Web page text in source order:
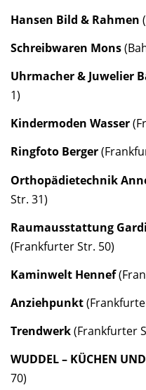
Hansen Bild & Rahmen
Schreibwaren Mons
Uhrmacher & Juwelier
1)
Kindermoden Wasser
Ringfoto Berger
Orthopädietechnik
Str. 31)
Raumausstattung
(Frankfurter Str. 50)
Kaminwelt Hennef
Anziehpunkt
Trendwerk(Frankfurter
WUDDEL – KÜCHEN
70)